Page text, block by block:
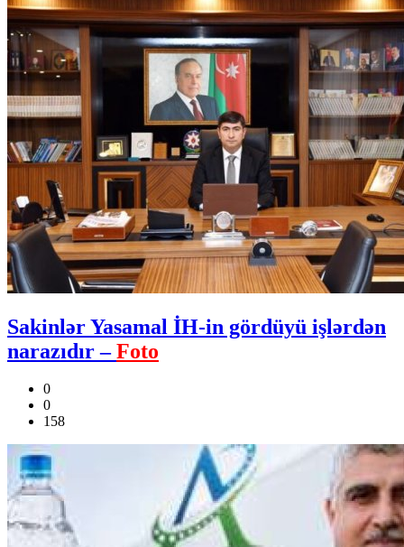
Sakinlər Yasamal İH-in gördüyü işlərdən
narazıdır –Foto
0
0
158